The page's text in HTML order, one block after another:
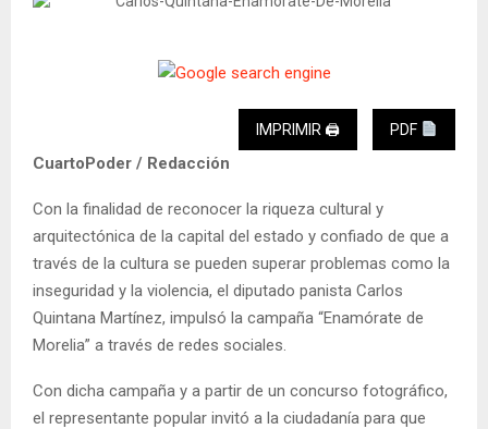
IMPRIMIR 🖨 PDF
CuartoPoder / Redacción
Con la finalidad de reconocer la riqueza cultural y
arquitectónica de la capital del estado y confiado de que a
través de la cultura se pueden superar problemas como la
inseguridad y la violencia, el diputado panista Carlos
Quintana Martínez, impulsó la campaña “Enamórate de
Morelia” a través de redes sociales.
Con dicha campaña y a partir de un concurso fotográfico,
el representante popular invitó a la ciudadanía para que